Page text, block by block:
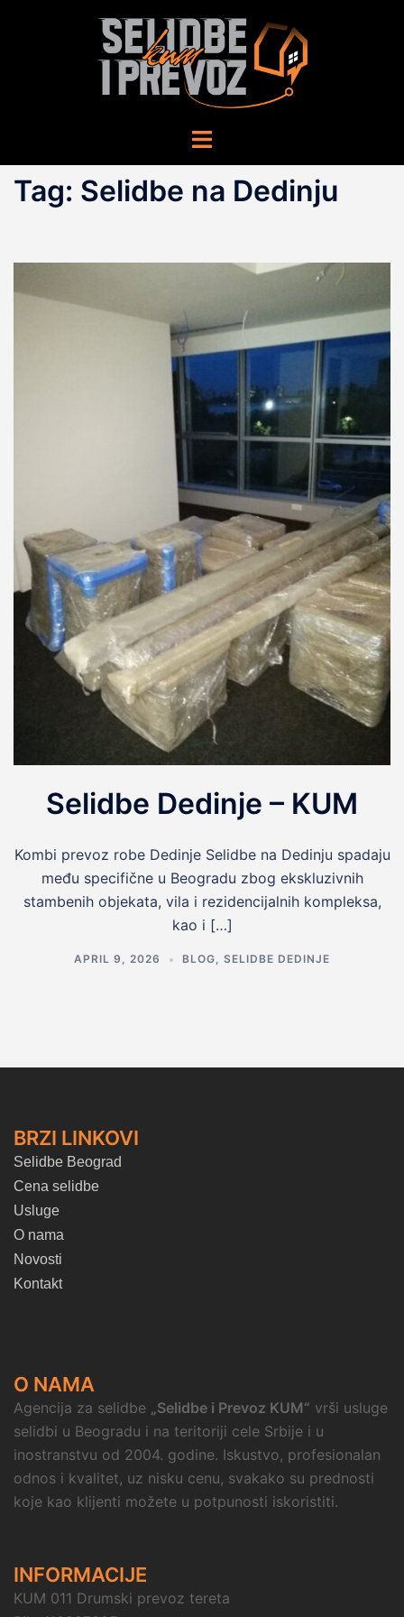
Toggle
Tag: Selidbe na Dedinju
Selidbe Dedinje – KUM
Kombi prevoz robe Dedinje Selidbe na Dedinju spadaju
među specifične u Beogradu zbog ekskluzivnih
stambenih objekata, vila i rezidencijalnih kompleksa,
kao i […]
APRIL 9, 2026 BLOG, SELIDBE DEDINJE
BRZI LINKOVI
Selidbe Beograd
Cena selidbe
Usluge
O nama
Novosti
Kontakt
O NAMA
Agencija za selidbe „Selidbe i Prevoz KUM“ vrši usluge
selidbi u Beogradu i na teritoriji cele Srbije i u
inostranstvu od 2004. godine. Iskustvo, profesionalan
odnos i kvalitet, uz nisku cenu, svakako su prednosti
koje kao klijenti možete u potpunosti iskoristiti.
INFORMACIJE
KUM 011 Drumski prevoz tereta